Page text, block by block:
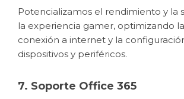
Potencializamos el rendimiento y la
la experiencia gamer, optimizando
conexión a internet y la
dispositivos y periféricos.
7. Soporte Office 365